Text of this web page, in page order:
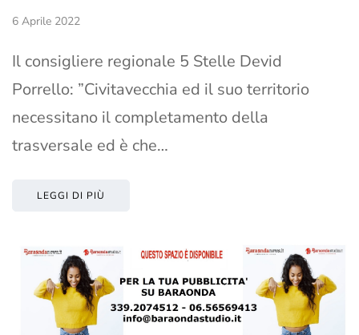
6 Aprile 2022
Il consigliere regionale 5 Stelle Devid
Porrello: ”Civitavecchia ed il suo territorio
necessitano il completamento della
trasversale ed è che…
LEGGI DI PIÙ